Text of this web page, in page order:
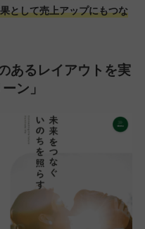
として売上アップにもつな
あるレイアウトを実
ン」